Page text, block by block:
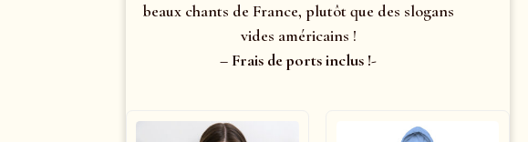
beaux chants de France, plutôt que des slogans
vides américains !
– Frais de ports inclus !-